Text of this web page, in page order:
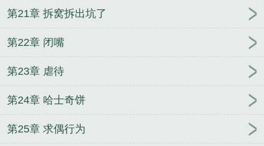
第21章 拆窝拆出坑了
第22章 闭嘴
第23章 虐待
第24章 哈士奇饼
第25章 求偶行为